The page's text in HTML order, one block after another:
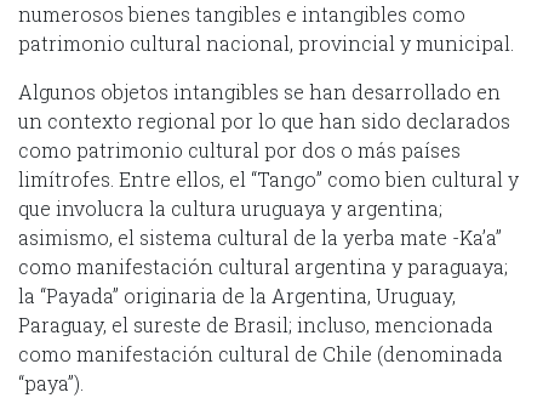
numerosos bienes tangibles e intangibles como
patrimonio cultural nacional, provincial y municipal.
Algunos objetos intangibles se han desarrollado en
un contexto regional por lo que han sido declarados
como patrimonio cultural por dos o más países
limítrofes. Entre ellos, el “Tango” como bien cultural y
que involucra la cultura uruguaya y argentina;
asimismo, el sistema cultural de la yerba mate -Ka’a’’
como manifestación cultural argentina y paraguaya;
la “Payada” originaria de la Argentina, Uruguay,
Paraguay, el sureste de Brasil; incluso, mencionada
como manifestación cultural de Chile (denominada
“paya”).